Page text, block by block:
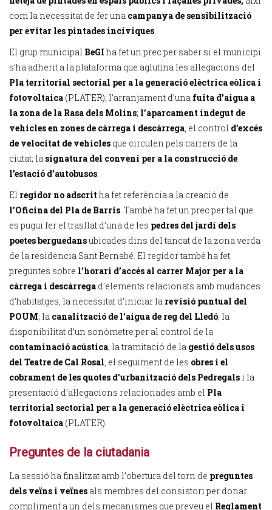
com la necessitat de fer una campanya de sensibilització
per evitar les pintades incíviques.
El grup municipal BeGI ha fet un prec per saber si el municipi
s’ha adherit a la plataforma que aglutina les al·legacions del
Pla territorial sectorial per a la generació elèctrica eòlica i
fotovoltaica (PLATER); l’arranjament d’una fuita d’aigua a
la zona de la Rasa dels Molins; l’aparcament indegut de
vehicles en zones de càrrega i descàrrega, el control d’excés
de velocitat de vehicles que circulen pels carrers de la
ciutat; la signatura del conveni per a la construcció de
l’estació d’autobusos.
El regidor no adscrit ha fet referència a la creació de
l’Oficina del Pla de Barris. També ha fet un prec per tal que
es pugui fer el trasllat d’una de les pedres del jardí dels
poetes berguedansubicades dins del tancat de la zona verda
de la residència Sant Bernabé. El regidor també ha fet
preguntes sobre l’horari d’accés al carrer Major per a la
càrrega i descàrrega d’elements relacionats amb mudances
d’habitatges, la necessitat d’iniciar la revisió puntual del
POUM; la canalització de l’aigua de reg del Lledó; la
disponibilitat d’un sonòmetre per al control de la
contaminació acústica; la tramitació de la gestió dels usos
del Teatre de Cal Rosal, el seguiment de les obres i el
cobrament de les quotes d’urbanització dels Pedregals i la
presentació d’al·legacions relacionades amb el Pla
territorial sectorial per a la generació elèctrica eòlica i
fotovoltaica (PLATER).
Preguntes de la ciutadania
La sessió ha finalitzat amb l’obertura del torn de preguntes
dels veïns i veïnes als membres del consistori per donar
compliment a un dels mecanismes que preveu el Reglament